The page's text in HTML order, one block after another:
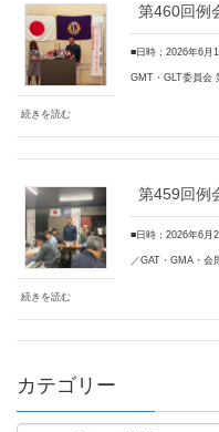
第460回例
■日時：2026年6月
GMT・GLT委員会
続きを読む
第459回例
■日時：2026年6月
／GAT・GMA・会
続きを読む
カテゴリー